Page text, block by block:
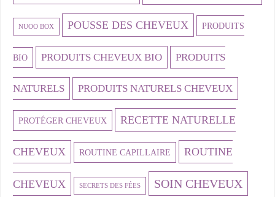
NUOO BOX POUSSE DES CHEVEUX PRODUITS
BIO PRODUITS CHEVEUX BIO PRODUITS
NATURELS PRODUITS NATURELS CHEVEUX
PROTÉGER CHEVEUX RECETTE NATURELLE
CHEVEUX ROUTINE CAPILLAIRE ROUTINE
CHEVEUX SECRETS DES FÉES SOIN CHEVEUX